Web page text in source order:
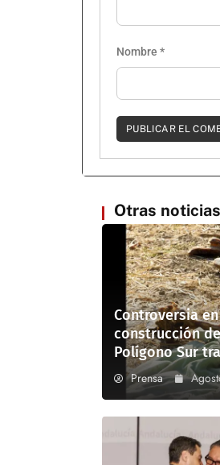
Nombre *
Otras noticias
Controversia
construcción
Polígono Sur
Prensa